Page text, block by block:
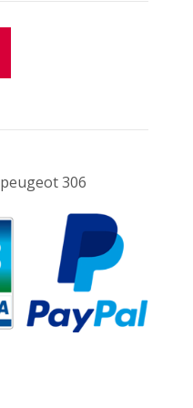
peugeot 306